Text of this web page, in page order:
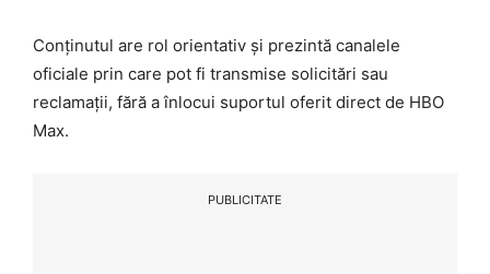
Conținutul are rol orientativ și prezintă canalele
oficiale prin care pot fi transmise solicitări sau
reclamații, fără a înlocui suportul oferit direct de HBO
Max.
PUBLICITATE